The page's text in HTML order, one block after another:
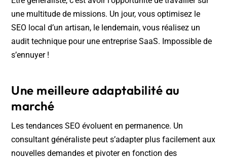
une multitude de missions. Un jour, vous optimisez le
SEO local d’un artisan, le lendemain, vous réalisez un
audit technique pour une entreprise SaaS. Impossible de
s’ennuyer !
Une meilleure adaptabilité au
marché
Les tendances SEO évoluent en permanence. Un
consultant généraliste peut s’adapter plus facilement aux
nouvelles demandes et pivoter en fonction des